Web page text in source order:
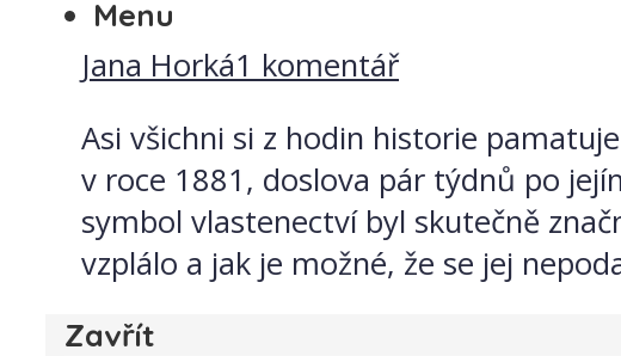
Menu
Jana Horká1 komentář
Asi všichni si z hodin historie
v roce 1881, doslova pár týdnů po
symbol vlastenectví byl skutečně
vzplálo a jak je možné, že se jej
Zavřít